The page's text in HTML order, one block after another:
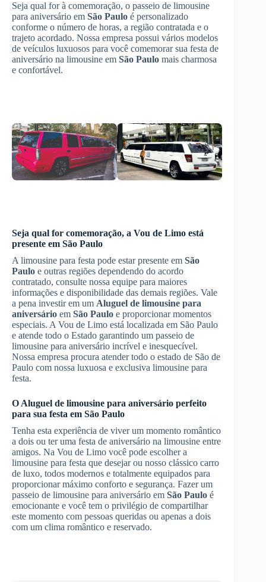
Seja qual for à comemoração, o passeio de limousine
para aniversário em São Paulo é personalizado
conforme o número de horas, a região contratada e o
trajeto acordado. Nossa empresa possui vários modelos
de veículos luxuosos para você comemorar sua festa de
aniversário na limousine em São Paulo mais charmosa
e confortável.
Seja qual for comemoração, a Vou de Limo está
presente em São Paulo
A limousine para festa pode estar presente em São
Paulo e outras regiões dependendo do acordo
contratado, consulte nossa equipe para maiores
informações e disponibilidade das demais regiões. Vale
a pena investir em um Aluguel de limousine para
aniversário em São Paulo e proporcionar momentos
especiais. A Vou de Limo está localizada em São Paulo
e atende todo o Estado garantindo um passeio de
limousine para aniversário incrível e inesquecível.
Nossa empresa procura atender todo o estado de São de
Paulo com nossa luxuosa e exclusiva limousine para
festa.
O Aluguel de limousine para aniversário perfeito
para sua festa em São Paulo
Tenha esta experiência de viver um momento romântico
a dois ou ter uma festa de aniversário na limousine entre
amigos. Na Vou de Limo você pode escolher a
limousine para festa que desejar ou nosso clássico carro
de luxo, todos modernos e totalmente equipados para
proporcionar máximo conforto e segurança. Fazer um
passeio de limousine para aniversário em São Paulo é
emocionante e você tem o privilégio de compartilhar
este momento com pessoas queridas ou apenas a dois
com um clima romântico e reservado.